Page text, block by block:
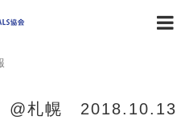
@札幌 2018.10.13